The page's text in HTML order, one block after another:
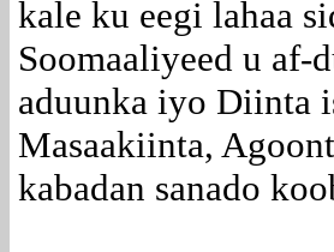
kale ku eegi lahaa
Soomaaliyeed u af-
aduunka iyo Diinta
Masaakiinta,
kabadan sanado